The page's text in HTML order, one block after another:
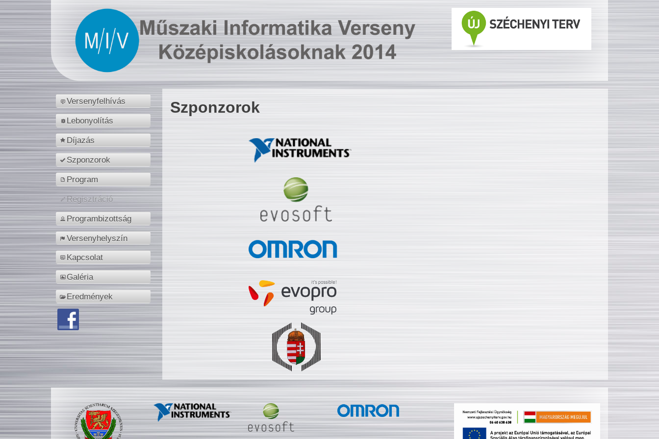
Versenyfelhívás
Lebonyolítás
Díjazás
Szponzorok
Program
Regisztráció
Programbizottság
Versenyhelyszín
Kapcsolat
Galéria
Eredmények
Szponzorok